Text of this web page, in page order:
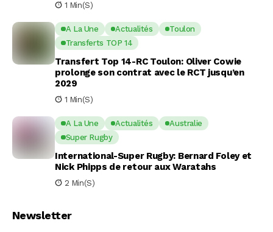
1 Min(s)
A La Une Actualités
Toulon
Transferts TOP 14
Transfert Top 14-RC Toulon: Oliver Cowie
prolonge son contrat avec le RCT jusqu’en
2029
1 Min(s)
A La Une Actualités
Australie
Super Rugby
International-Super Rugby: Bernard Foley et
Nick Phipps de retour aux Waratahs
2 Min(s)
Newsletter